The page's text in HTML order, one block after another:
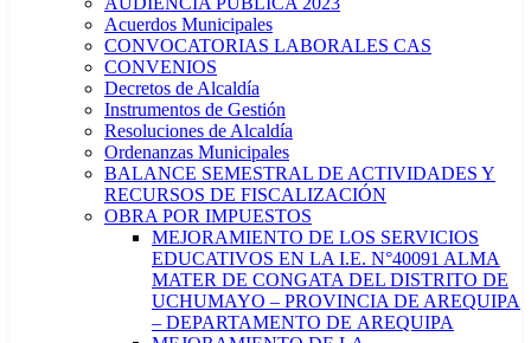
Acuerdos Municipales
CONVOCATORIAS LABORALES CAS
CONVENIOS
Decretos de Alcaldía
Instrumentos de Gestión
Resoluciones de Alcaldía
Ordenanzas Municipales
BALANCE SEMESTRAL DE ACTIVIDADES Y
RECURSOS DE FISCALIZACIÓN
OBRA POR IMPUESTOS
MEJORAMIENTO DE LOS SERVICIOS
EDUCATIVOS EN LA I.E. N°40091 ALMA
MATER DE CONGATA DEL DISTRITO DE
UCHUMAYO – PROVINCIA DE AREQUIPA
– DEPARTAMENTO DE AREQUIPA